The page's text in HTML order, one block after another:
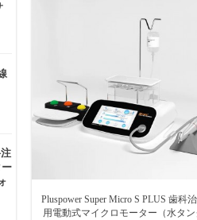
Pluspower Super Micro S PLUS 歯科
用電動式マイクロモーター（水タン